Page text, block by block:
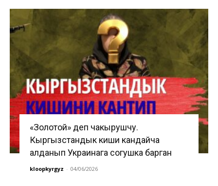
«Золотой» деп чакырушчу.
Кыргызстандык киши кандайча
алданып Украинага согушка барган
kloopkyrgyz - 04/06/2026